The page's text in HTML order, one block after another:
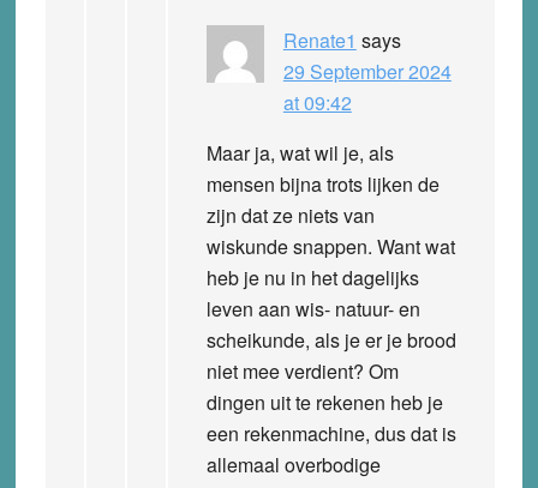
Renate1 says
29 September 2024
at 09:42
Maar ja, wat wil je, als
mensen bijna trots lijken de
zijn dat ze niets van
wiskunde snappen. Want wat
heb je nu in het dagelijks
leven aan wis- natuur- en
scheikunde, als je er je brood
niet mee verdient? Om
dingen uit te rekenen heb je
een rekenmachine, dus dat is
allemaal overbodige